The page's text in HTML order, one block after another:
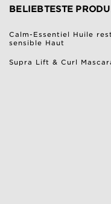
BELIEBTESTE
Calm-Essentiel Huile
sensible Haut
Supra Lift & Curl